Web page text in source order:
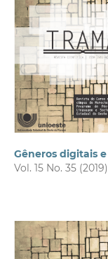
Gêneros digitais
Vol. 15 No. 35 (2019)